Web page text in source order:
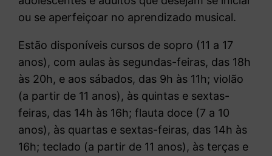
ou se aperfeiçoar no aprendizado musical.
Estão disponíveis cursos de sopro (11 a 17
anos), com aulas às segundas-feiras, das 18h
às 20h, e aos sábados, das 9h às 11h; violão
(a partir de 11 anos), às quintas e sextas-
feiras, das 14h às 16h; flauta doce (7 a 10
anos), às quartas e sextas-feiras, das 14h às
16h; teclado (a partir de 11 anos), às terças e